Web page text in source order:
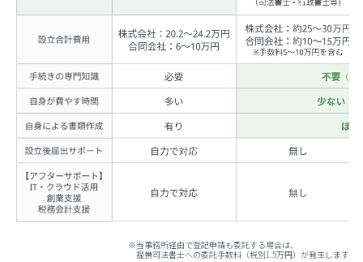
※当事務所経由で登記申請も委託する場合は、
提携司法書士への委託手数料（税別1.5万円）が発生します